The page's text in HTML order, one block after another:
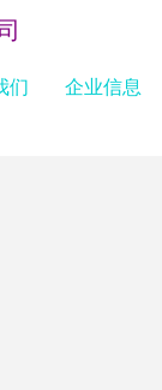
们 企业信息